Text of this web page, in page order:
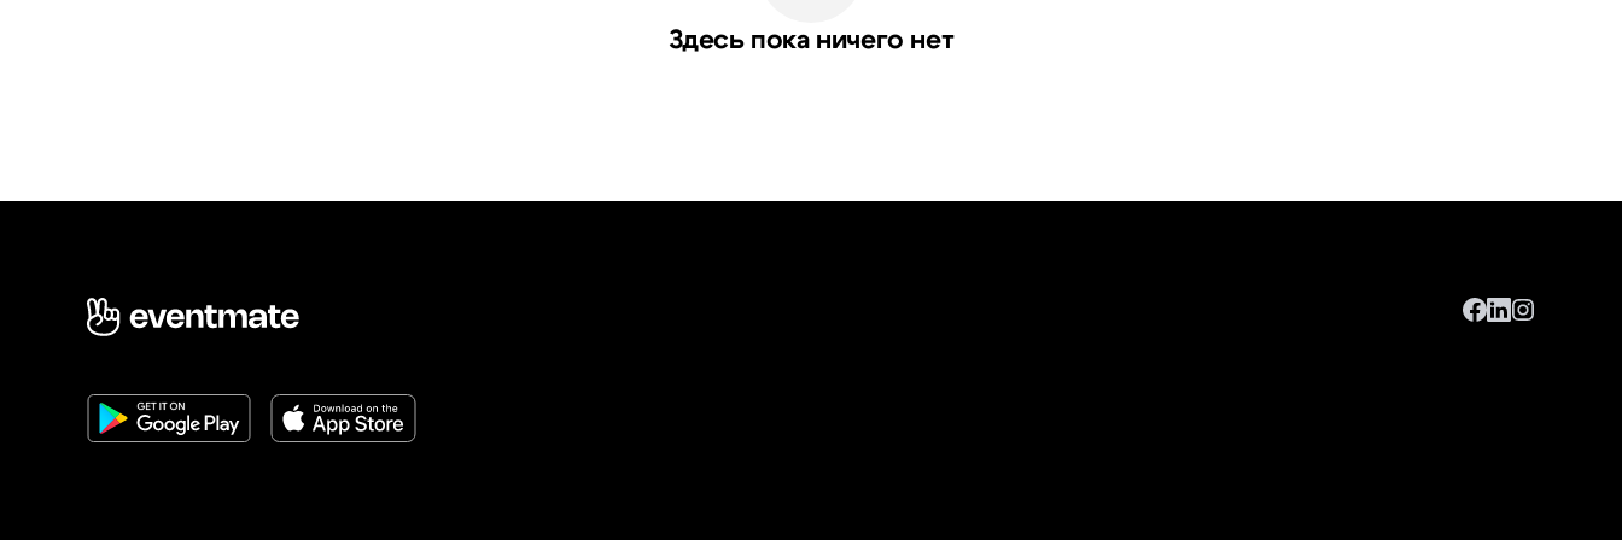
Здесь пока ничего нет